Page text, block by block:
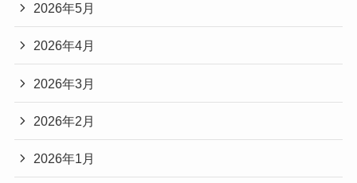
2026年5月
2026年4月
2026年3月
2026年2月
2026年1月